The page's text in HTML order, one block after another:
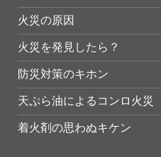
火災の原因
火災を発見したら？
防災対策のキホン
天ぷら油によるコンロ火災
着火剤の思わぬキケン